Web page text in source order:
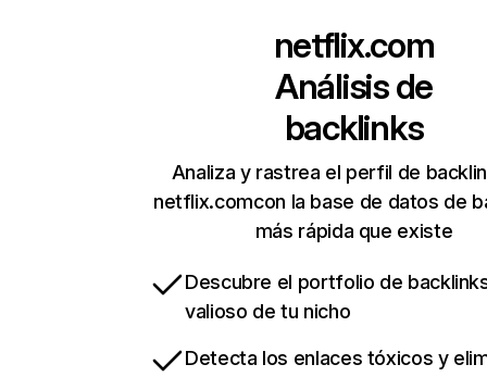
netflix.com
Análisis de
backlinks
Analiza y rastrea el perfil de
netflix.comcon la base de datos de
más rápida que existe
Descubre el portfolio de
valioso de tu nicho
Detecta los enlaces tóxicos y